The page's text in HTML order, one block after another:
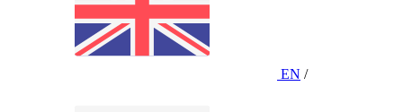
EN /